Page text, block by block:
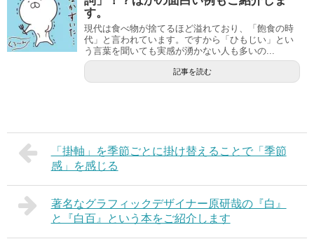
す。
現代は食べ物が捨てるほど溢れており、「飽食の時
代」と言われています。ですから「ひもじい」とい
う言葉を聞いても実感が湧かない人も多いの...
記事を読む
「掛軸」を季節ごとに掛け替えることで「季節
感」を感じる
著名なグラフィックデザイナー原研哉の『白』
と『白百』という本をご紹介します